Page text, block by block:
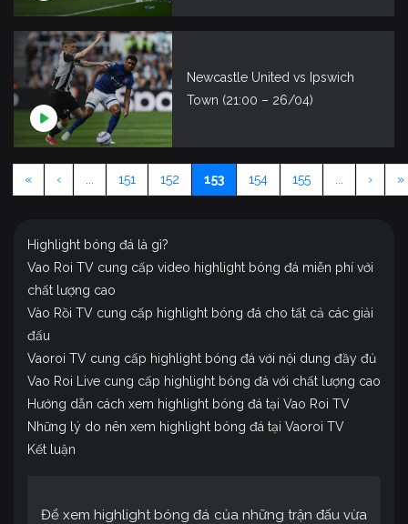
Newcastle United vs Ipswich
Town (21:00 – 26/04)
« ‹ 151 152 153 154 155 › »
Highlight bóng đá là gì?
Vao Roi TV cung cấp video highlight bóng đá miễn phí với
chất lượng cao
Vào Rồi TV cung cấp highlight bóng đá cho tất cả các giải
đấu
Vaoroi TV cung cấp highlight bóng đá với nội dung đầy đủ
Vao Roi Live cung cấp highlight bóng đá với chất lượng cao
Hướng dẫn cách xem highlight bóng đá tại Vao Roi TV
Những lý do nên xem highlight bóng đá tại Vaoroi TV
Kết luận
Để xem highlight bóng đá của những trận đấu vừa